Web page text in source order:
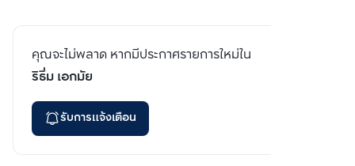
คุณจะไม่พลาด หากมีประกาศรายการใหม่ใน
ริธึ่ม เอกมัย
รับการแจ้งเตือน